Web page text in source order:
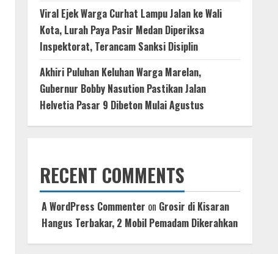
Viral Ejek Warga Curhat Lampu Jalan ke Wali
Kota, Lurah Paya Pasir Medan Diperiksa
Inspektorat, Terancam Sanksi Disiplin
Akhiri Puluhan Keluhan Warga Marelan,
Gubernur Bobby Nasution Pastikan Jalan
Helvetia Pasar 9 Dibeton Mulai Agustus
RECENT COMMENTS
A WordPress Commenter on Grosir di Kisaran
Hangus Terbakar, 2 Mobil Pemadam Dikerahkan